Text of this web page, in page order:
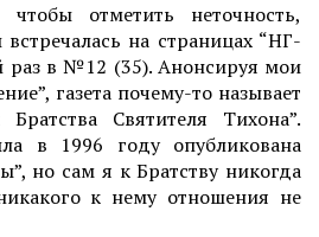
чтобы отметить неточность,
на страницах “НГ-
раз в №12 (35). Анонсируя мои
газета почему-то называет
Святителя Тихона”.
в 1996 году опубликована
но сам я к Братству никогда
к нему отношения не